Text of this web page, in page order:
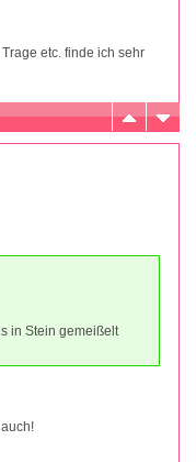
etc. finde ich sehr
in Stein gemeißelt